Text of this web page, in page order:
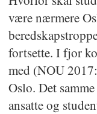
være nærmere
fortsette. I fjor
med (NOU
Oslo. Det
ansatte og